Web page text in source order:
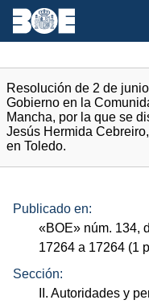
Resolución de 2 de
Gobierno en la
Mancha, por la que se
Jesús Hermida
en Toledo.
Publicado en:
«BOE» núm. 134,
17264 a 17264 (1
Sección:
II. Autoridades y